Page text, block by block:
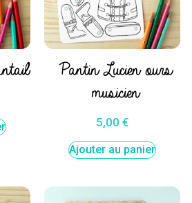
Pantin Lucien ours
musicien
5,00 €
Ajouter au panier